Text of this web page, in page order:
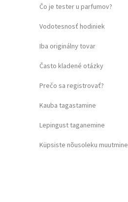
Čo je tester u parfumov?
Vodotesnosť hodiniek
Iba originálny tovar
Často kladené otázky
Prečo sa registrovať?
Kauba tagastamine
Lepingust taganemine
Küpsiste nõusoleku muutmine